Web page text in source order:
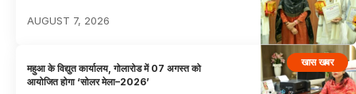
AUGUST 7, 2026
खास खबर
महुआ के विद्युत कार्यालय, गोलारोड में 07 अगस्त को
आयोजित होगा ‘सोलर मेला–2026’